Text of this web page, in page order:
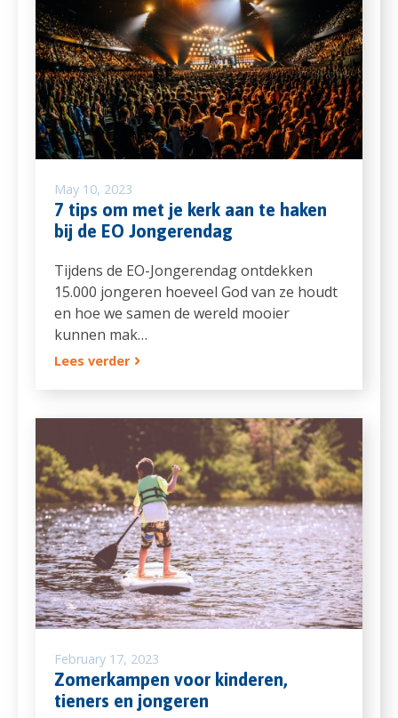
May 10, 2023
7 tips om met je kerk aan te haken
bij de EO Jongerendag
Tijdens de EO-Jongerendag ontdekken
15.000 jongeren hoeveel God van ze houdt
en hoe we samen de wereld mooier
kunnen mak…
Lees verder
February 17, 2023
Zomerkampen voor kinderen,
tieners en jongeren